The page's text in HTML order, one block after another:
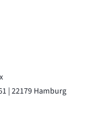
| 22179 Hamburg